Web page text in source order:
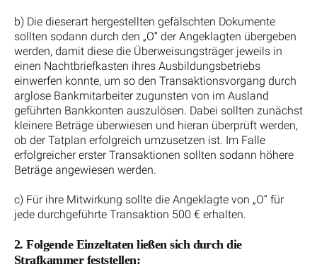
b) Die dieserart hergestellten gefälschten Dokumente
sollten sodann durch den „O“ der Angeklagten übergeben
werden, damit diese die Überweisungsträger jeweils in
einen Nachtbriefkasten ihres Ausbildungsbetriebs
einwerfen konnte, um so den Transaktionsvorgang durch
arglose Bankmitarbeiter zugunsten von im Ausland
geführten Bankkonten auszulösen. Dabei sollten zunächst
kleinere Beträge überwiesen und hieran überprüft werden,
ob der Tatplan erfolgreich umzusetzen ist. Im Falle
erfolgreicher erster Transaktionen sollten sodann höhere
Beträge angewiesen werden.
c) Für ihre Mitwirkung sollte die Angeklagte von „O“ für
jede durchgeführte Transaktion 500 € erhalten.
2. Folgende Einzeltaten ließen sich durch die
Strafkammer feststellen: